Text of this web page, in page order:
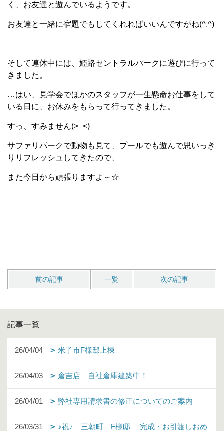
く、お友達と遊んでいるようです。
お友達と一緒に宿題でもしてくれればいいんですがね(^.^)
そして連休中には、姫路セントラルパークに遊びに行って
きました。
…はい、見学会でほかのスタッフが一生懸命お仕事をして
いる日に、お休みをもらって行ってきました。
すっ、すみません(>_<)
サファリパークで動物も見て、プールでも遊んで思いっき
りリフレッシュしてきたので、
また今日から頑張りますよ～☆
前の記事 一覧 次の記事
記事一覧
26/04/04 米子市F様邸上棟
26/04/03 倉吉店 自社倉庫建築中！
26/04/01 弊社専用請求書の修正についてのご案内
26/03/31
♪祝♪ 三朝町 F様邸 完成・お引渡しおめ